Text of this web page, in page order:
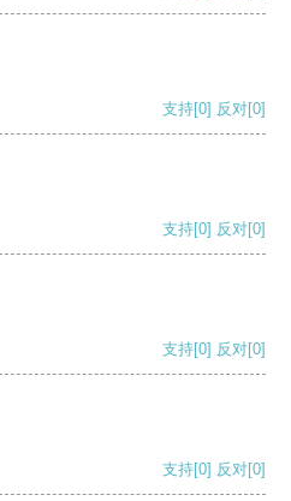
支持[0] 反对[0]
支持[0] 反对[0]
支持[0] 反对[0]
支持[0] 反对[0]